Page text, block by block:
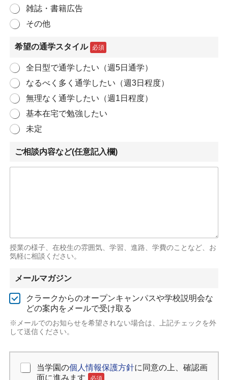
雑誌・書籍広告
その他
希望の通学スタイル 必須
全日型で通学したい（週5日通学）
なるべく多く通学したい（週3日程度）
無理なく通学したい（週1日程度）
基本在宅で勉強したい
未定
ご相談内容など(任意記入欄)
授業の様子、在校生の雰囲気、学習、進路、学費のことなど、お
気軽に相談ください。
メールマガジン
クラークからのオープンキャンパスや学校説明会な
どの案内をメールで受け取る
※メールでのお知らせを希望されない場合は、上記チェックを外
して送信ください。
個人情報保護方針の同意 必須
当学園の個人情報保護方針に同意の上、確認画
面に進みます